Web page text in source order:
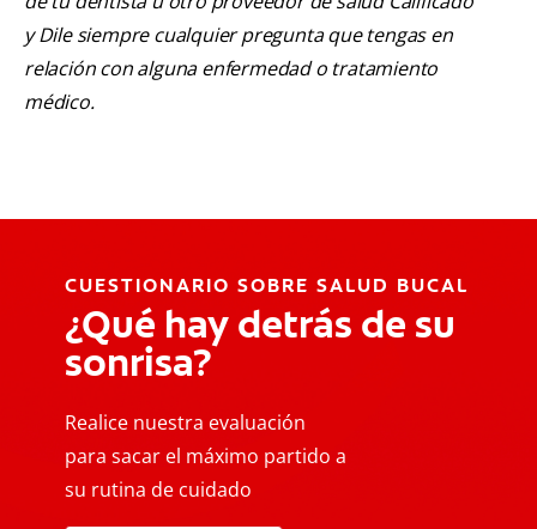
y Dile siempre cualquier pregunta que tengas en
relación con alguna enfermedad o tratamiento
médico.
CUESTIONARIO SOBRE SALUD BUCAL
¿Qué hay detrás de su
sonrisa?
Realice nuestra evaluación
para sacar el máximo partido a
su rutina de cuidado